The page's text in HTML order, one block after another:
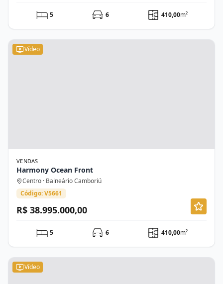
5 6 410,00m²
Vídeo
VENDAS
Harmony Ocean Front
Centro · Balneário Camboriú
Código: V5661
R$ 38.995.000,00
5 6 410,00m²
Vídeo